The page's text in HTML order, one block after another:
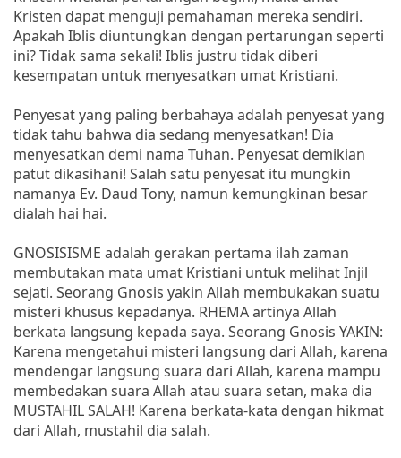
Kristen dapat menguji pemahaman mereka sendiri.
Apakah Iblis diuntungkan dengan pertarungan seperti
ini? Tidak sama sekali! Iblis justru tidak diberi
kesempatan untuk menyesatkan umat Kristiani.
Penyesat yang paling berbahaya adalah penyesat yang
tidak tahu bahwa dia sedang menyesatkan! Dia
menyesatkan demi nama Tuhan. Penyesat demikian
patut dikasihani! Salah satu penyesat itu mungkin
namanya Ev. Daud Tony, namun kemungkinan besar
dialah hai hai.
GNOSISISME adalah gerakan pertama ilah zaman
membutakan mata umat Kristiani untuk melihat Injil
sejati. Seorang Gnosis yakin Allah membukakan suatu
misteri khusus kepadanya. RHEMA artinya Allah
berkata langsung kepada saya. Seorang Gnosis YAKIN:
Karena mengetahui misteri langsung dari Allah, karena
mendengar langsung suara dari Allah, karena mampu
membedakan suara Allah atau suara setan, maka dia
MUSTAHIL SALAH! Karena berkata-kata dengan hikmat
dari Allah, mustahil dia salah.